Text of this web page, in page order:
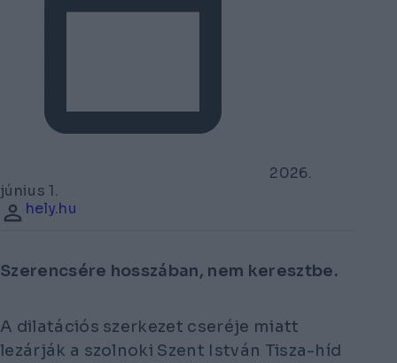
2026.
június 1.
hely.hu
Szerencsére hosszában, nem keresztbe.
A dilatációs szerkezet cseréje miatt
lezárják a szolnoki Szent István Tisza-híd